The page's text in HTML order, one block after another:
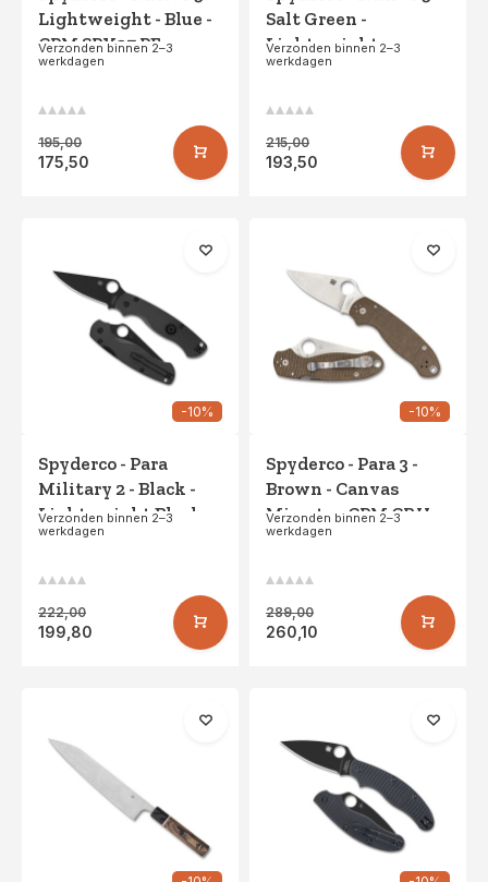
Lightweight - Blue -
CPM SPY27 PE
Verzonden binnen 2–3
werkdagen
195,00
175,50
Salt Green -
Lightweight -
LC200N SE
Verzonden binnen 2–3
werkdagen
215,00
193,50
-10%
Spyderco - Para
Military 2 - Black -
Lightweight Black
Blade - PE
Verzonden binnen 2–3
werkdagen
222,00
199,80
-10%
Spyderco - Para 3 -
Brown - Canvas
Micarta - CPM CRU-
WEAR
Verzonden binnen 2–3
werkdagen
289,00
260,10